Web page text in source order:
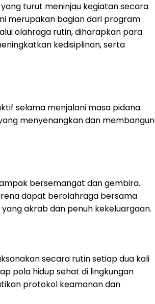
yang turut meninjau kegiatan secara
merupakan bagian dari program
olahraga rutin, diharapkan para
kedisiplinan, serta
selama menjalani masa pidana.
menyenangkan dan membangun
bersemangat dan gembira.
dapat berolahraga bersama
akrab dan penuh kekeluargaan.
secara rutin setiap dua kali
pola hidup sehat di lingkungan
protokol keamanan dan